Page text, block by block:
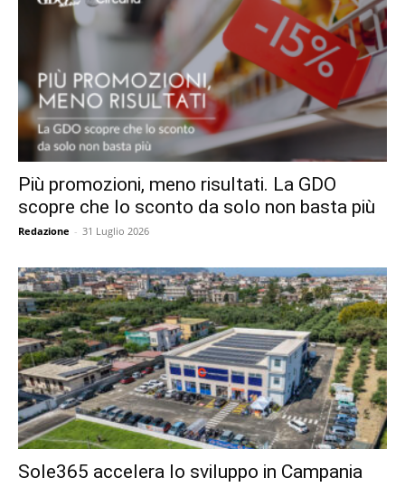
Più promozioni, meno risultati. La GDO
scopre che lo sconto da solo non basta più
Redazione - 31 Luglio 2026
Sole365 accelera lo sviluppo in Campania